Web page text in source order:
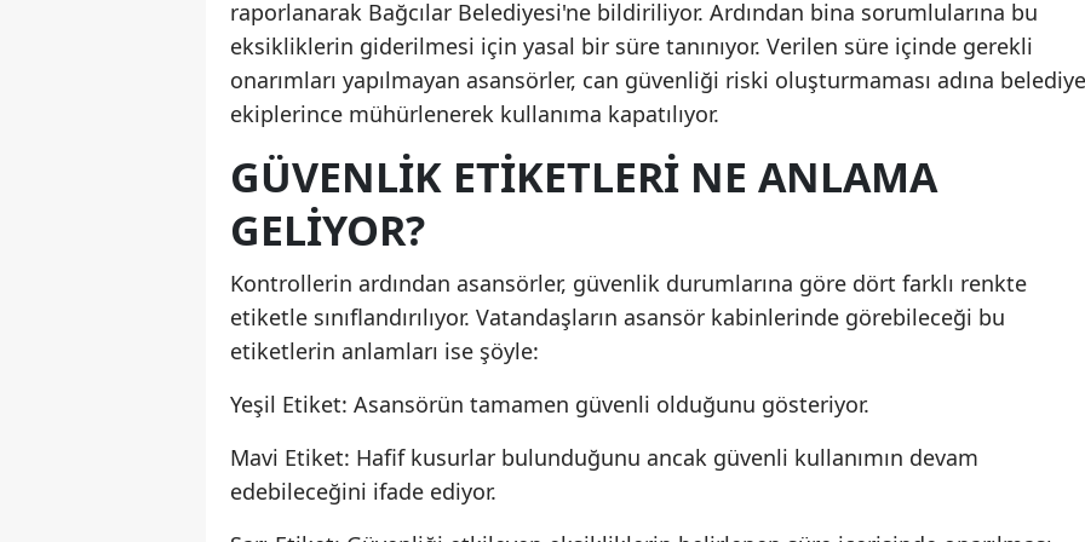
raporlanarak Bağcılar Belediyesi'ne bildiriliyor. Ardından bina sorumlularına bu
eksikliklerin giderilmesi için yasal bir süre tanınıyor. Verilen süre içinde gerekli
onarımları yapılmayan asansörler, can güvenliği riski oluşturmaması adına belediye
ekiplerince mühürlenerek kullanıma kapatılıyor.
GÜVENLIK ETIKETLERI NE ANLAMA
GELIYOR?
Kontrollerin ardından asansörler, güvenlik durumlarına göre dört farklı renkte
etiketle sınıflandırılıyor. Vatandaşların asansör kabinlerinde görebileceği bu
etiketlerin anlamları ise şöyle:
Yeşil Etiket: Asansörün tamamen güvenli olduğunu gösteriyor.
Mavi Etiket: Hafif kusurlar bulunduğunu ancak güvenli kullanımın devam
edebileceğini ifade ediyor.